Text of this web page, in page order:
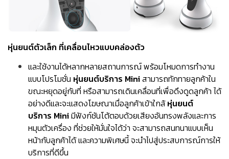
หุ่นยนต์ตัวเล็ก ที่เคลื่อนไหวแบบคล่องตัว
และใช้งานได้หลากหลายสถานการณ์ พร้อมโหมดการทำงาน
แบบโปรโมชั่น หุ่นยนต์บริการ Miniสามารถทักทายลูกค้าใน
ขณะหยุดอยู่กับที่ หรือสามารถเดินเคลื่อนที่เพื่อดึงดูดลูกค้า ได้
อย่างดีและจะแสดงโฆษณาเมื่อลูกค้าเข้าใกล้หุ่นยนต์
บริการ Miniมีฟังก์ชันโต้ตอบด้วยเสียงอันทรงพลังและการ
หมุนตัวเครื่อง ที่ช่วยให้มั่นใจได้ว่า จะสามารถสนทนาแบบเห็น
หน้ากับลูกค้าได้ และความพิเศษนี้ จะนำไปสู่ประสบการณ์การให้
บริการที่ดีขึ้น